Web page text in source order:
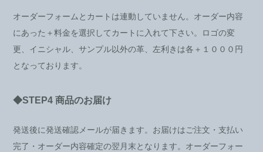
オーダーフォームとカートは連動していません。オーダー内容
にあった＋料金を選択してカートに入れて下さい。ロゴの変
更、イニシャル、サンプル以外の革、左利きは各＋１０００円
となっております。
◆STEP4 商品のお届け
発送後に発送確認メールが届きます。お届けはご注文・支払い
完了・オーダー内容確定の翌月末となります。オーダーフォー